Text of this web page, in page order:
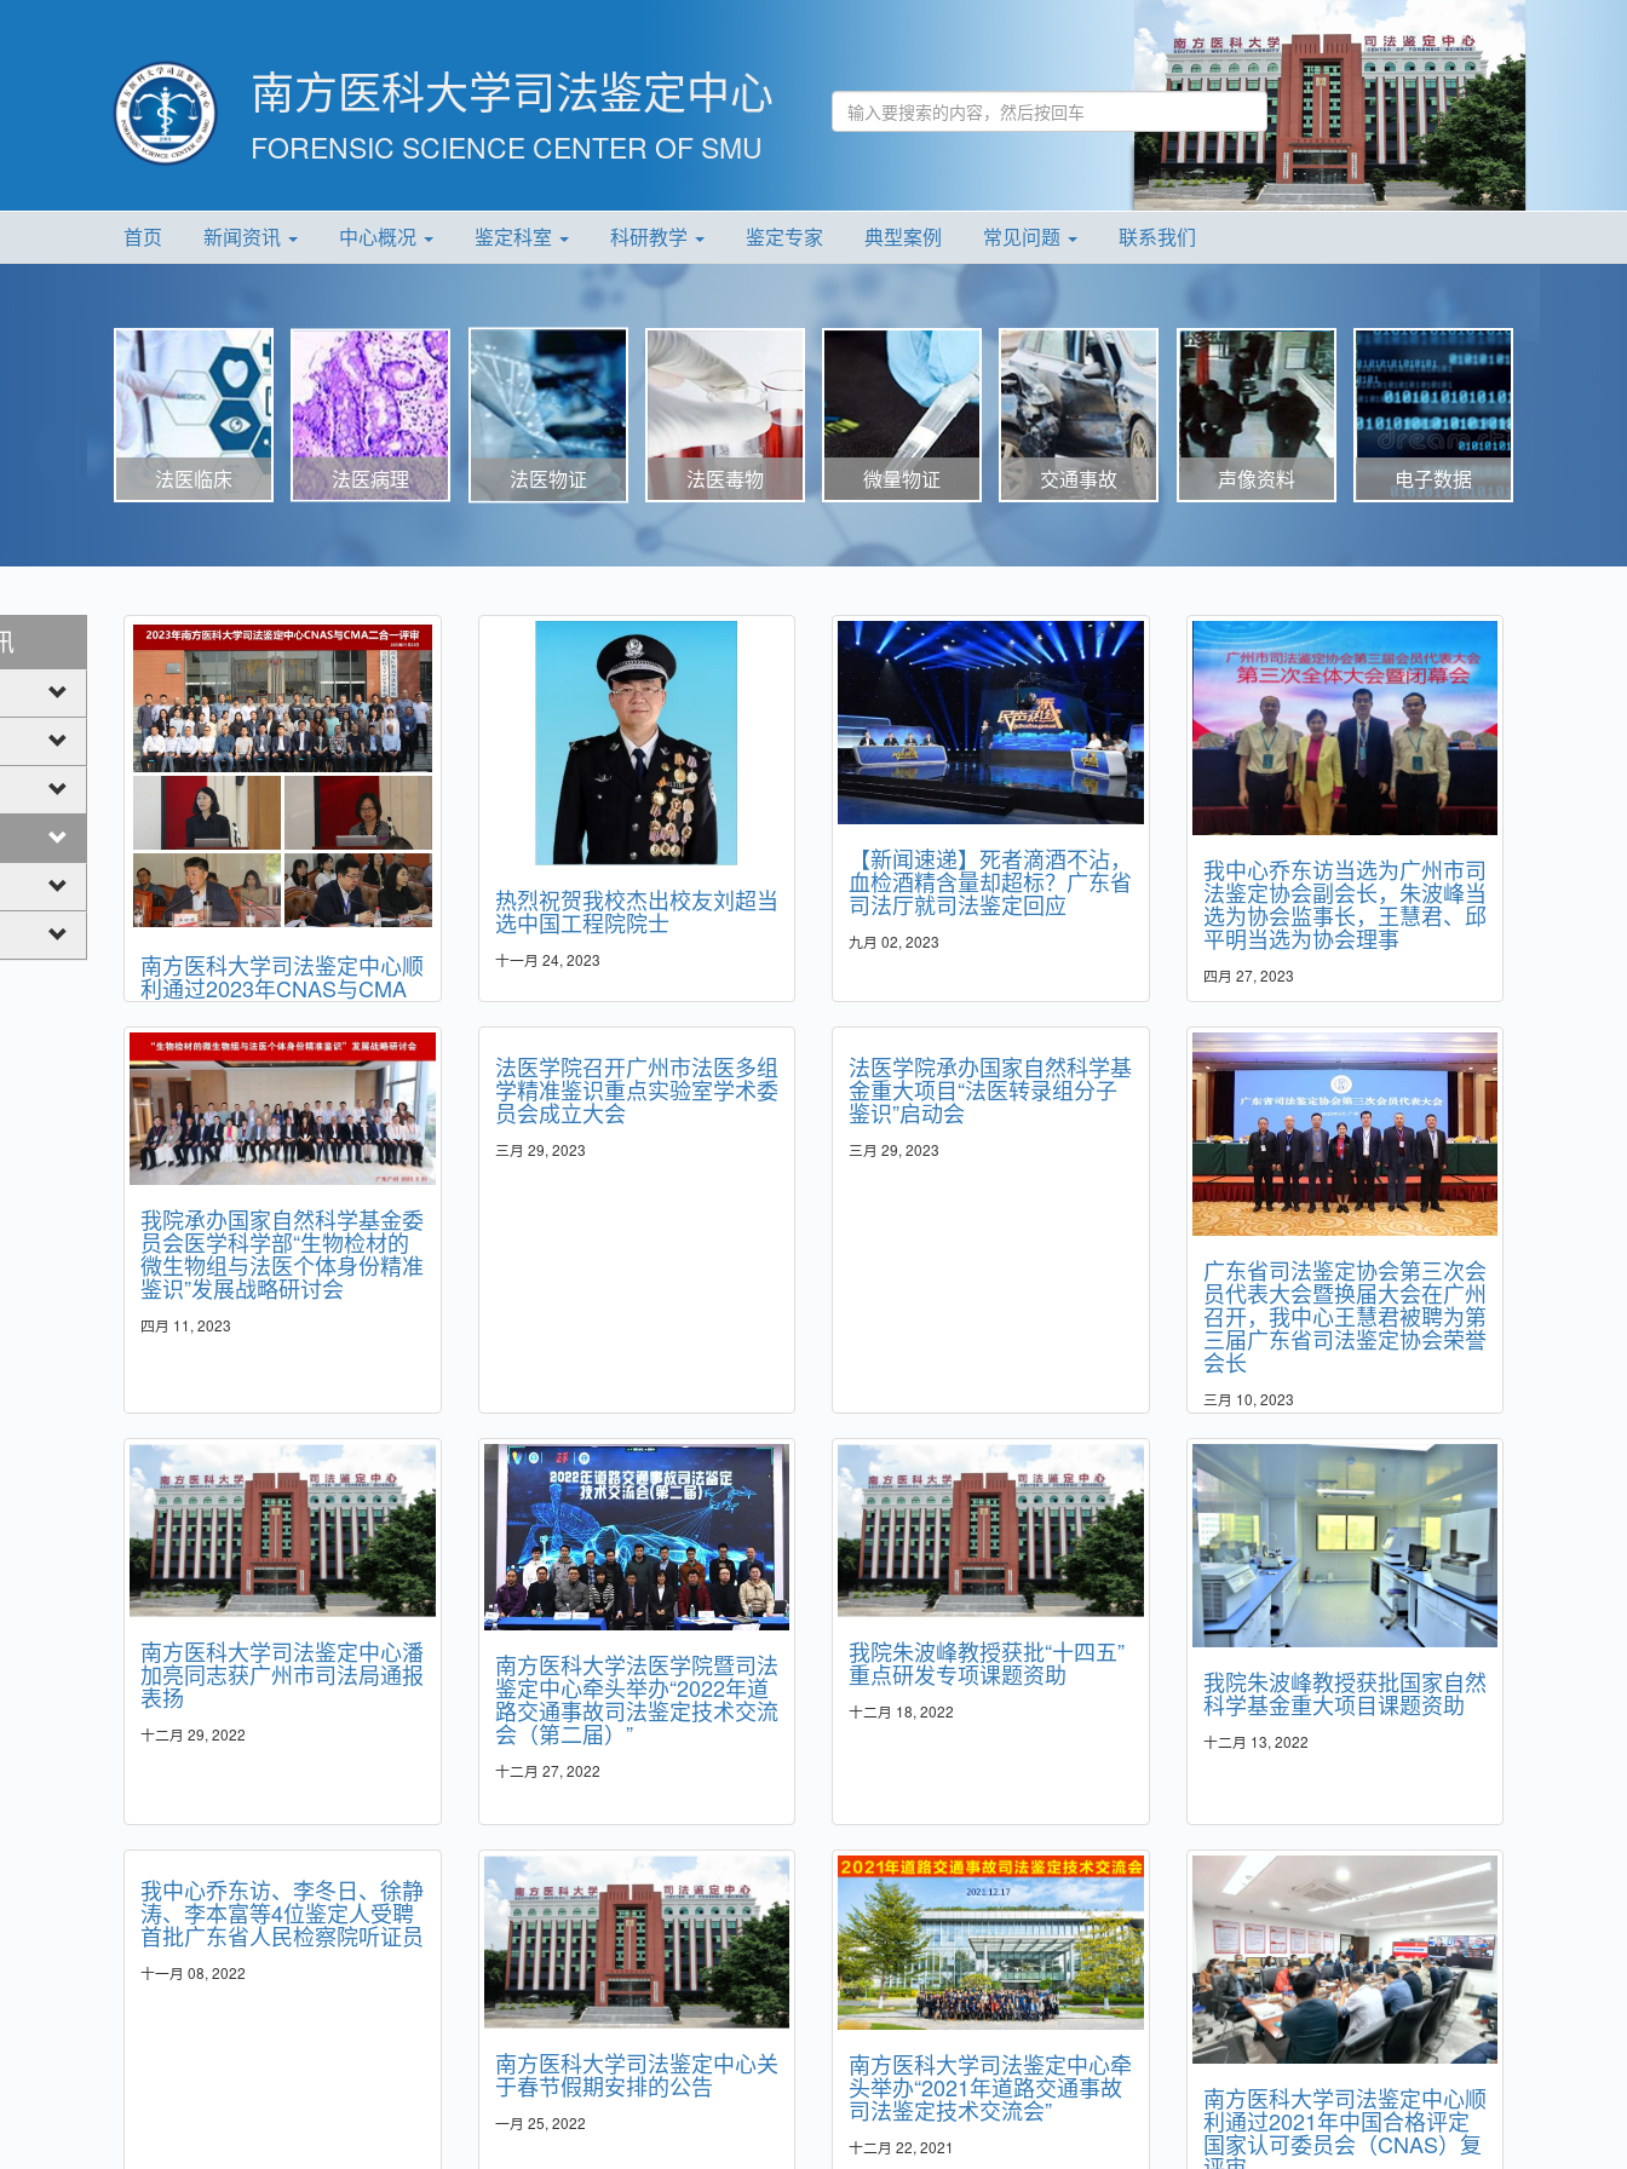
南方医科大学司法鉴定中心
FORENSIC SCIENCE CENTER OF SMU
首页 新闻资讯 中心概况 鉴定科室 科研教学 鉴定专家 典型案例 常见问题 联系我们
法医临床 法医病理 法医物证 法医毒物 微量物证 交通事故 声像资料 电子数据
南方医科大学司法鉴定中心顺
利通过2023年CNAS与CMA
二合一现场评审
十二月 05, 2023
热烈祝贺我校杰出校友刘超当
选中国工程院院士
十一月 24, 2023
【新闻速递】死者滴酒不沾，
血检酒精含量却超标？广东省
司法厅就司法鉴定回应
九月 02, 2023
我中心乔东访当选为广州市司
法鉴定协会副会长，朱波峰当
选为协会监事长，王慧君、邱
平明当选为协会理事
四月 27, 2023
我院承办国家自然科学基金委
员会医学科学部“生物检材的
微生物组与法医个体身份精准
鉴识”发展战略研讨会
四月 11, 2023
法医学院召开广州市法医多组
学精准鉴识重点实验室学术委
员会成立大会
三月 29, 2023
法医学院承办国家自然科学基
金重大项目“法医转录组分子
鉴识”启动会
三月 29, 2023
广东省司法鉴定协会第三次会
员代表大会暨换届大会在广州
召开，我中心王慧君被聘为第
三届广东省司法鉴定协会荣誉
会长
三月 10, 2023
南方医科大学司法鉴定中心潘
加亮同志获广州市司法局通报
表扬
十二月 29, 2022
南方医科大学法医学院暨司法
鉴定中心牵头举办“2022年道
路交通事故司法鉴定技术交流
会（第二届）”
十二月 27, 2022
我院朱波峰教授获批“十四五”
重点研发专项课题资助
十二月 18, 2022
我院朱波峰教授获批国家自然
科学基金重大项目课题资助
十二月 13, 2022
我中心乔东访、李冬日、徐静
涛、李本富等4位鉴定人受聘
首批广东省人民检察院听证员
十一月 08, 2022
南方医科大学司法鉴定中心关
于春节假期安排的公告
一月 25, 2022
南方医科大学司法鉴定中心牵
头举办“2021年道路交通事故
司法鉴定技术交流会”
十二月 22, 2021
南方医科大学司法鉴定中心顺
利通过2021年中国合格评定
国家认可委员会（CNAS）复